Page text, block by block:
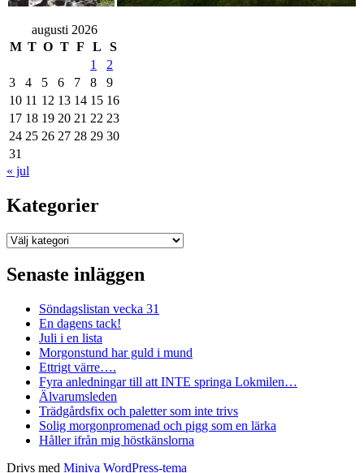
augusti 2026
M T O T F L
S
1
2
3
4 5 6 7 8
9
10 11 12 13 14 15 16
17 18 19 20 21 22 23
24 25 26 27 28 29 30
31
« jul
Kategorier
Kategorier
Senaste inläggen
Söndagslistan vecka 31
En dagens tack!
Juli i en lista
Morgonstund har guld i mund
Ettrigt värre….
Fyra anledningar till att INTE springa Lokmilen…
Älvarumsleden
Trädgårdsfix och paletter som inte trivs
Solig morgonpromenad och pigg som en lärka
Håller ifrån mig höstkänslorna
Drivs med Miniva WordPress-tema